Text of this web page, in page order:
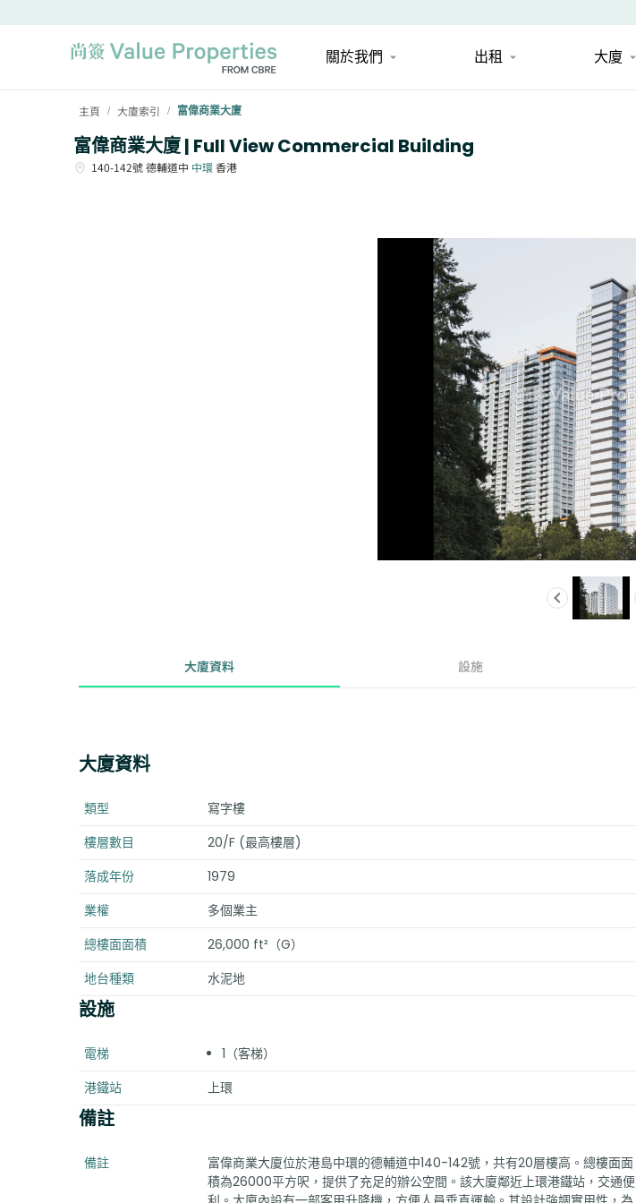
關於我們 出租 大廈
主頁 / 大廈索引 / 富偉商業大廈
富偉商業大廈 | Full View Commercial Building
140-142號德輔道中 中環香港
大廈資料 設施
大廈資料
類型
寫字樓
樓層數目
20/F (最高樓層)
落成年份
1979
業權
多個業主
總樓面面積
26,000 ft²（G）
地台種類
水泥地
設施
電梯
1（客梯）
港鐵站
上環
備註
備註
富偉商業大廈位於港島中環的德輔道中140-142號，共有20層樓高。總樓面面
積為26000平方呎，提供了充足的辦公空間。該大廈鄰近上環港鐵站，交通便